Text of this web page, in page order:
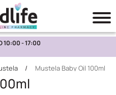
- 17:00
/ Mustela Baby Oil 100ml